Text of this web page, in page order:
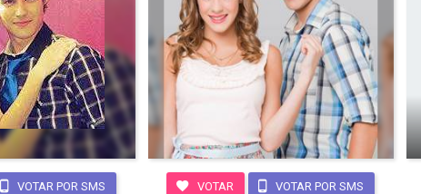
VOTAR POR SMS VOTAR VOTAR POR SMS